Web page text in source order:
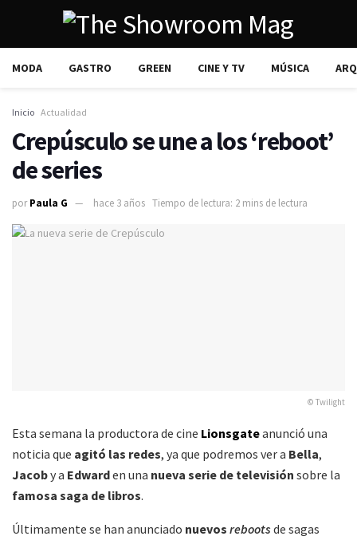
MODA GASTRO GREEN CINE Y TV MÚSICA
Inicio Actualidad
Crepúsculo se une a los ‘reboot’
de series
por Paula G hace 3 años Tiempo de lectura: 2 mins de lectura
© Twilight
Esta semana la productora de cine Lionsgateanunció una
noticia que agitó las redes, ya que podremos ver a Bella,
Jacoby a Edwarden una nueva serie de televisión sobre la
famosa saga de libros.
Últimamente se han anunciado nuevos rebootsde sagas